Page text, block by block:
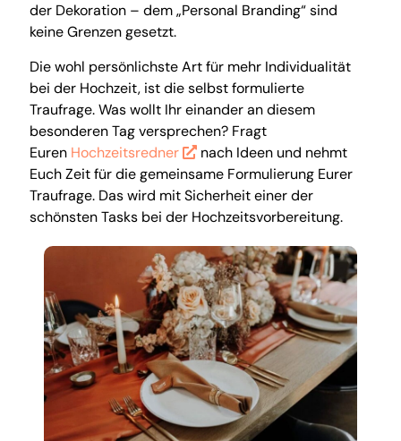
der Dekoration – dem „Personal Branding“ sind
keine Grenzen gesetzt.
Die wohl persönlichste Art für mehr Individualität
bei der Hochzeit, ist die selbst formulierte
Traufrage. Was wollt Ihr einander an diesem
besonderen Tag versprechen? Fragt
Euren Hochzeitsredner
nach Ideen und nehmt
Euch Zeit für die gemeinsame Formulierung Eurer
Traufrage. Das wird mit Sicherheit einer der
schönsten Tasks bei der Hochzeitsvorbereitung.